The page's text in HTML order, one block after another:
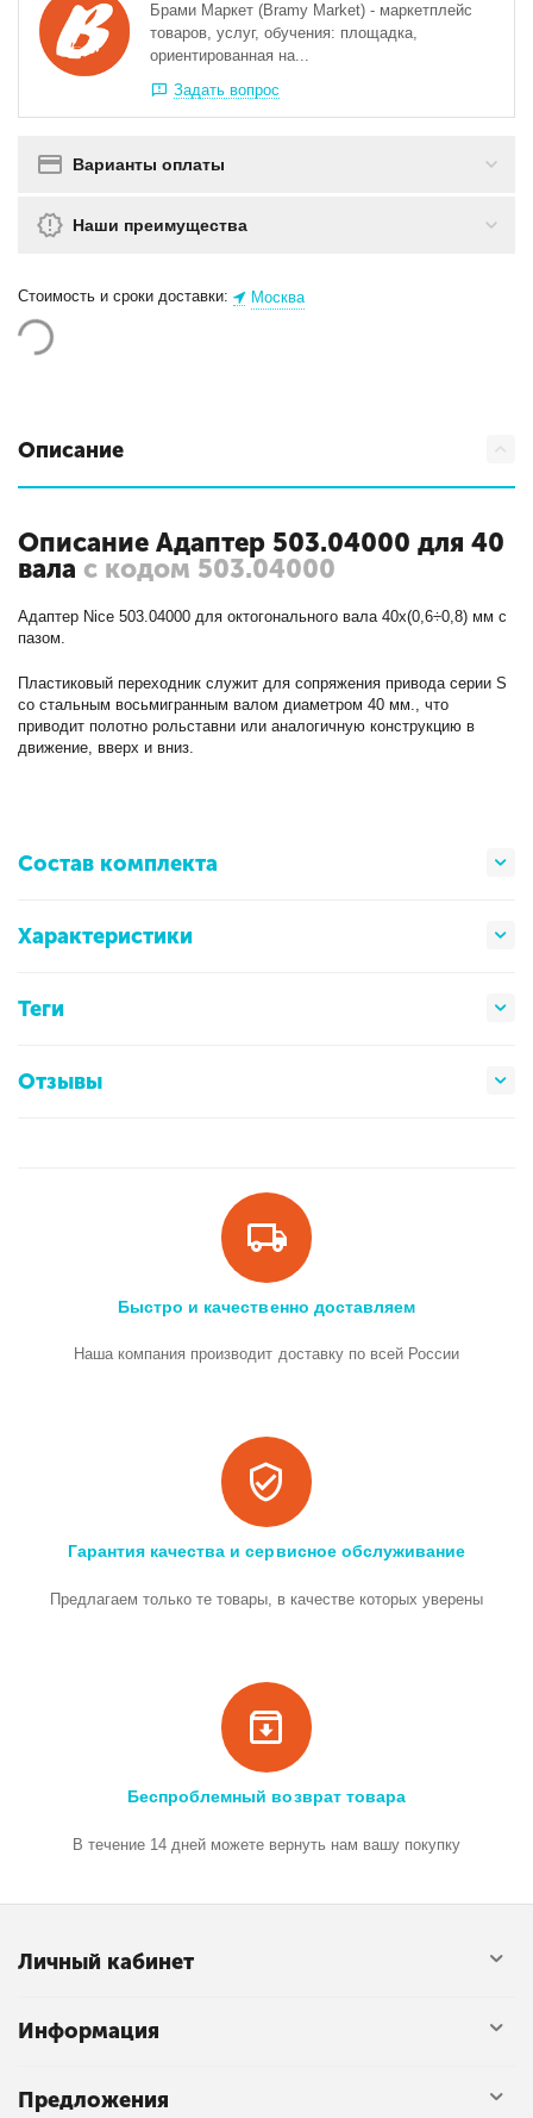
Брами Маркет (Bramy Market) - маркетплейс
товаров, услуг, обучения: площадка,
ориентированная на...
Задать вопрос
Варианты оплаты
Наши преимущества
Стоимость и сроки доставки: Москва
Описание
Описание Адаптер 503.04000 для 40
вала с кодом 503.04000
Адаптер Nice 503.04000 для октогонального вала 40х(0,6÷0,8) мм c
пазом.
Пластиковый переходник служит для сопряжения привода серии S
со стальным восьмигранным валом диаметром 40 мм., что
приводит полотно рольставни или аналогичную конструкцию в
движение, вверх и вниз.
Состав комплекта
Характеристики
Теги
Отзывы
Быстро и качественно доставляем
Наша компания производит доставку по всей России
Гарантия качества и сервисное обслуживание
Предлагаем только те товары, в качестве которых уверены
Беспроблемный возврат товара
В течение 14 дней можете вернуть нам вашу покупку
Личный кабинет
Информация
Предложения